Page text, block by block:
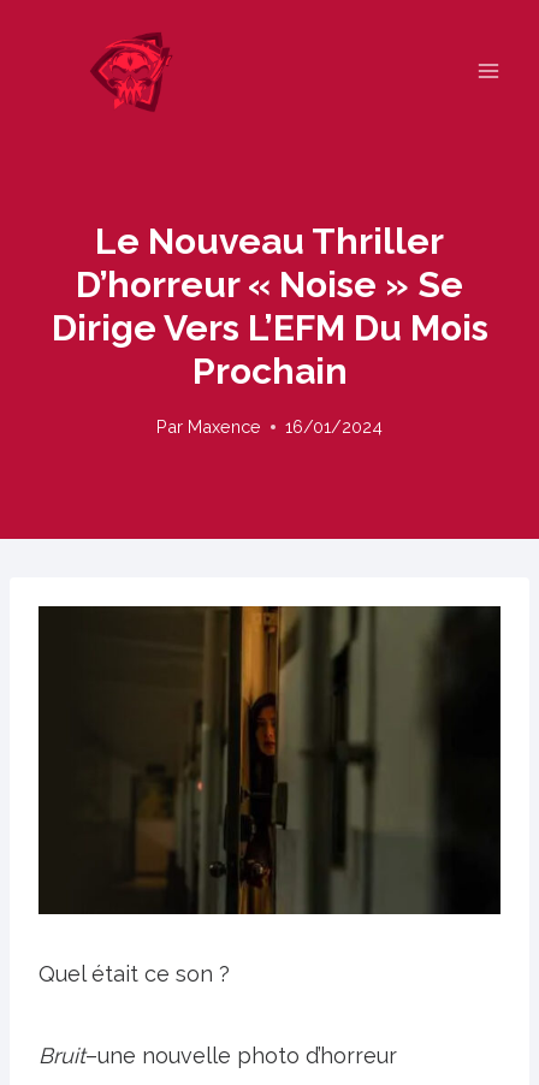
Le Nouveau Thriller
D’horreur « Noise » Se
Dirige Vers L’EFM Du Mois
Prochain
Par Maxence 16/01/2024
Quel était ce son ?
Bruit–une nouvelle photo d’horreur